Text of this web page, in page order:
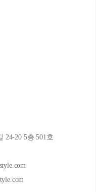
24-20 5층 501호